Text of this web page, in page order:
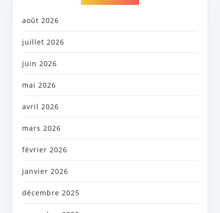
août 2026
juillet 2026
juin 2026
mai 2026
avril 2026
mars 2026
février 2026
janvier 2026
décembre 2025